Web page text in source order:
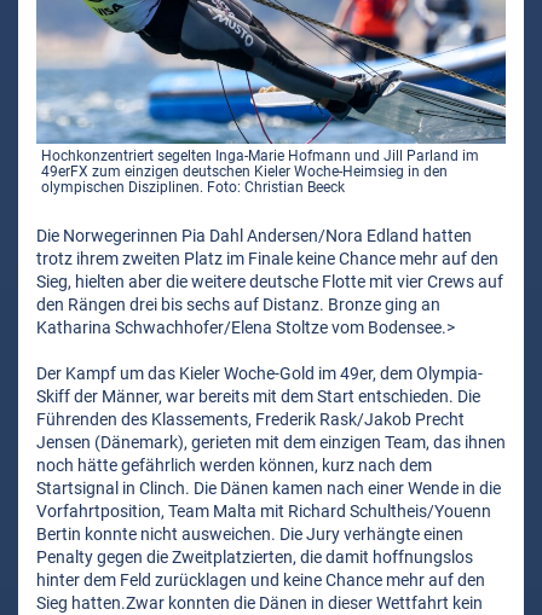
Hochkonzentriert segelten Inga-Marie Hofmann und Jill Parland im
49erFX zum einzigen deutschen Kieler Woche-Heimsieg in den
olympischen Disziplinen. Foto: Christian Beeck
Die Norwegerinnen Pia Dahl Andersen/Nora Edland hatten
trotz ihrem zweiten Platz im Finale keine Chance mehr auf den
Sieg, hielten aber die weitere deutsche Flotte mit vier Crews auf
den Rängen drei bis sechs auf Distanz. Bronze ging an
Katharina Schwachhofer/Elena Stoltze vom Bodensee.>
Der Kampf um das Kieler Woche-Gold im 49er, dem Olympia-
Skiff der Männer, war bereits mit dem Start entschieden. Die
Führenden des Klassements, Frederik Rask/Jakob Precht
Jensen (Dänemark), gerieten mit dem einzigen Team, das ihnen
noch hätte gefährlich werden können, kurz nach dem
Startsignal in Clinch. Die Dänen kamen nach einer Wende in die
Vorfahrtposition, Team Malta mit Richard Schultheis/Youenn
Bertin konnte nicht ausweichen. Die Jury verhängte einen
Penalty gegen die Zweitplatzierten, die damit hoffnungslos
hinter dem Feld zurücklagen und keine Chance mehr auf den
Sieg hatten.Zwar konnten die Dänen in dieser Wettfahrt kein